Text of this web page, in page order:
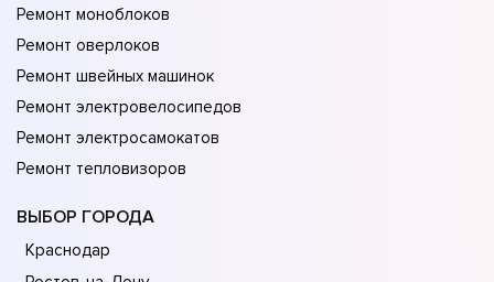
Ремонт моноблоков
Ремонт оверлоков
Ремонт швейных машинок
Ремонт электровелосипедов
Ремонт электросамокатов
Ремонт тепловизоров
ВЫБОР ГОРОДА
Краснодар